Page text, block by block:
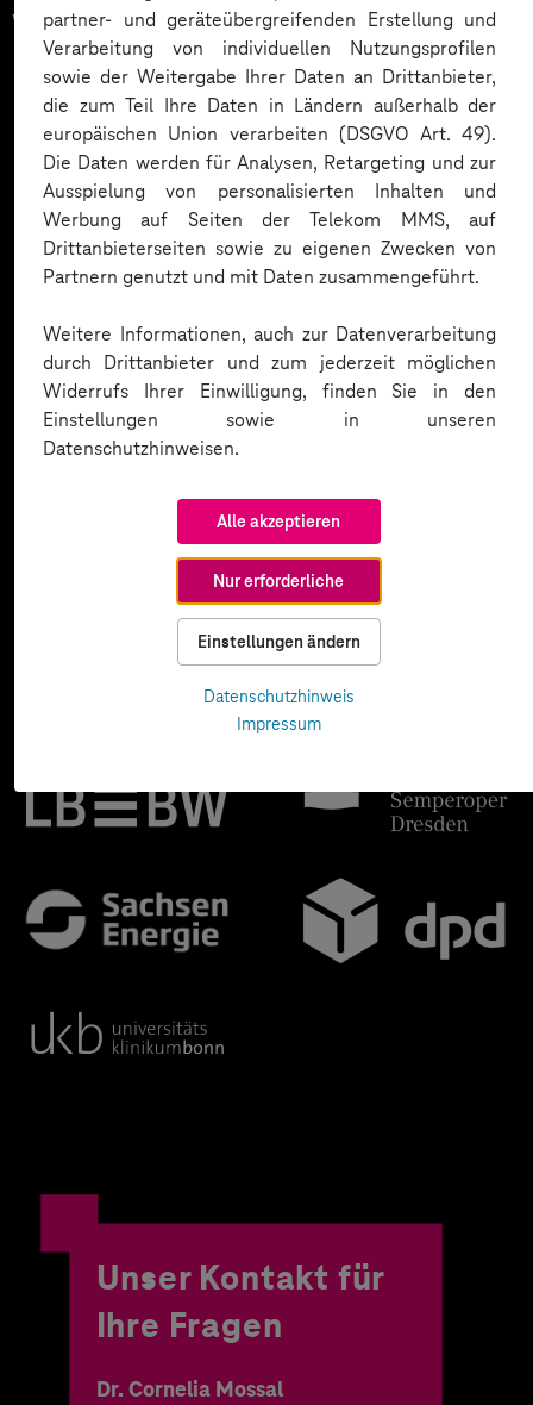
partner- und geräteübergreifenden Erstellung und
Verarbeitung von individuellen Nutzungsprofilen
sowie der Weitergabe Ihrer Daten an Drittanbieter,
die zum Teil Ihre Daten in Ländern außerhalb der
europäischen Union verarbeiten (DSGVO Art. 49).
Die Daten werden für Analysen, Retargeting und zur
Ausspielung von personalisierten Inhalten und
Werbung auf Seiten der Telekom MMS, auf
Drittanbieterseiten sowie zu eigenen Zwecken von
Partnern genutzt und mit Daten zusammengeführt.
Weitere Informationen, auch zur Datenverarbeitung
durch Drittanbieter und zum jederzeit möglichen
Widerrufs Ihrer Einwilligung, finden Sie in den
Einstellungen sowie in unseren
Datenschutzhinweisen.
Alle akzeptieren
Nur erforderliche
Einstellungen ändern
Datenschutzhinweis
Impressum
vertrauen auf unsere
Expertise. Hier eine Auswahl:
Unser Kontakt für
Ihre Fragen
Dr. Cornelia Mossal